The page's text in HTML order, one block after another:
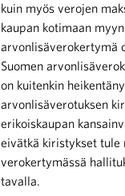
kuin myös verojen
kaupan kotimaan
arvonlisäverokertymä
Suomen
on kuitenkin
arvonlisäverotuksen
erikoiskaupan
eivätkä kiristykset tule
verokertymässä
tavalla.